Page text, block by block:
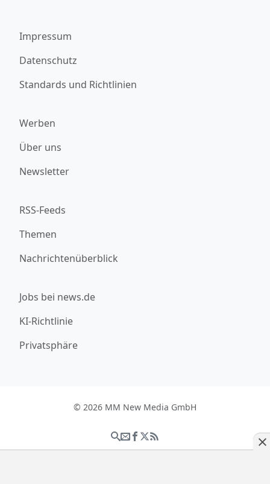
Impressum
Datenschutz
Standards und Richtlinien
Werben
Über uns
Newsletter
RSS-Feeds
Themen
Nachrichtenüberblick
Jobs bei news.de
KI-Richtlinie
Privatsphäre
© 2026 MM New Media GmbH